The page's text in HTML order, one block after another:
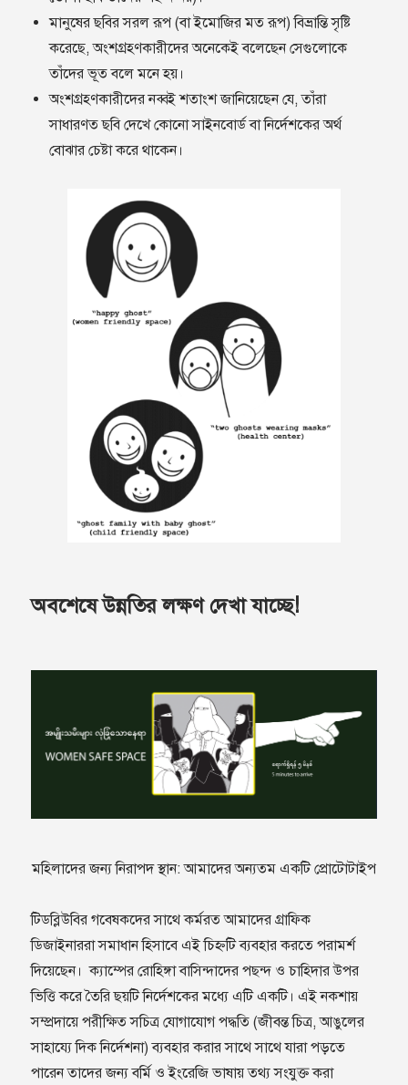
মানুষের ছবির সরল রূপ (বা ইমোজির মত রূপ) বিভ্রান্তি সৃষ্টি
করেছে, অংশগ্রহণকারীদের অনেকেই বলেছেন সেগুলোকে
তাঁদের ভূত বলে মনে হয়।
অংশগ্রহণকারীদের নব্বই শতাংশ জানিয়েছেন যে, তাঁরা
সাধারণত ছবি দেখে কোনো সাইনবোর্ড বা নির্দেশকের অর্থ
বোঝার চেষ্টা করে থাকেন।
অবশেষে উন্নতির লক্ষণ দেখা যাচ্ছে!
মহিলাদের জন‍্য নিরাপদ স্থান: আমাদের অন‍্যতম একটি প্রোটোটাইপ
টিডব্লিউবির গবেষকদের সাথে কর্মরত আমাদের গ্রাফিক
ডিজাইনাররা সমাধান হিসাবে এই চিহ্নটি ব‍্যবহার করতে পরামর্শ
দিয়েছেন। ক্যাম্পের রোহিঙ্গা বাসিন্দাদের পছন্দ ও চাহিদার উপর
ভিত্তি করে তৈরি ছয়টি নির্দেশকের মধ্যে এটি একটি। এই নকশায়
সম্প্রদায়ে পরীক্ষিত সচিত্র যোগাযোগ পদ্ধতি (জীবন্ত চিত্র, আঙুলের
সাহায‍্যে দিক নির্দেশনা) ব‍্যবহার করার সাথে সাথে যারা পড়তে
পারেন তাদের জন‍্য বর্মি ও ইংরেজি ভাষায় তথ‍্য সংযুক্ত করা